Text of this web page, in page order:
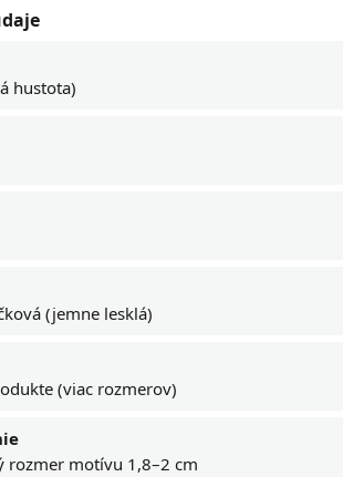
hustota)
(jemne lesklá)
(viac rozmerov)
rozmer motívu 1,8–2 cm